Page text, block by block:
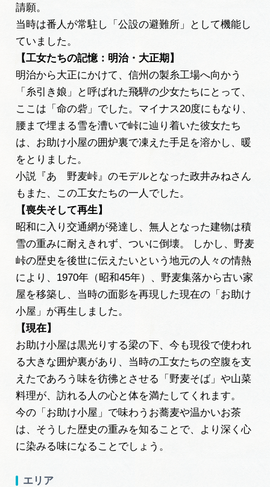
広告掲載
サイトポリシー
請願。
当時は番人が常駐し「公設の避難所」として機能し
ていました。
【工女たちの記憶：明治・大正期】
明治から大正にかけて、信州の製糸工場へ向かう
「糸引き娘」と呼ばれた飛騨の少女たちにとって、
ここは「命の砦」でした。マイナス20度にもなり、
腰まで埋まる雪を漕いで峠に辿り着いた彼女たち
は、お助け小屋の囲炉裏で凍えた手足を溶かし、暖
をとりました。
小説『あゝ野麦峠』のモデルとなった政井みねさん
もまた、この工女たちの一人でした。
【喪失そして再生】
昭和に入り交通網が発達し、無人となった建物は積
雪の重みに耐えきれず、ついに倒壊。 しかし、野麦
峠の歴史を後世に伝えたいという地元の人々の情熱
により、1970年（昭和45年）、野麦集落から古い家
屋を移築し、当時の面影を再現した現在の「お助け
小屋」が再生しました。
【現在】
お助け小屋は黒光りする梁の下、今も現役で使われ
る大きな囲炉裏があり、当時の工女たちの空腹を支
えたであろう味を彷彿とさせる「野麦そば」や山菜
料理が、訪れる人の心と体を満たしてくれます。
今の「お助け小屋」で味わうお蕎麦や温かいお茶
は、そうした歴史の重みを知ることで、より深く心
に染みる味になることでしょう。
エリア